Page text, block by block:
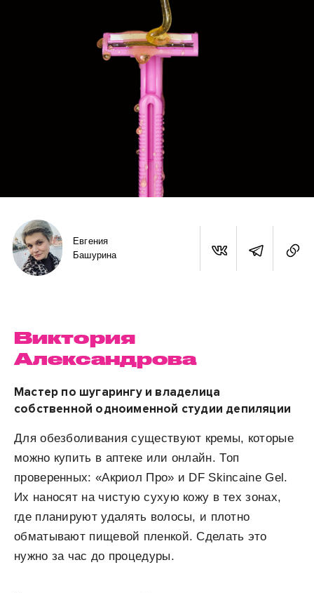
Евгения
Башурина
Виктория
Александрова
Мастер по шугарингу и владелица
собственной одноименной студии депиляции
Для обезболивания существуют кремы, которые
можно купить в аптеке или онлайн. Топ
проверенных: «Акриол Про» и DF Skincaine Gel.
Их наносят на чистую сухую кожу в тех зонах,
где планируют удалять волосы, и плотно
обматывают пищевой пленкой. Сделать это
нужно за час до процедуры.